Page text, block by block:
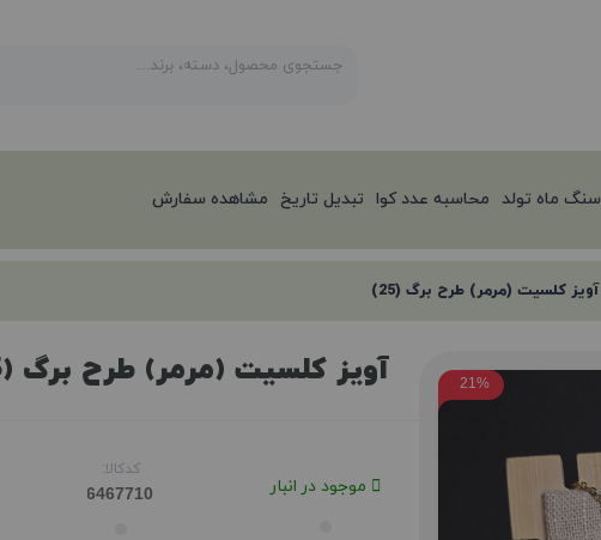
سنگ ماه تولد محاسبه عدد کوا تبدیل تاریخ مشاهده سفارش
آویز کلسیت (مرمر) طرح برگ (25)
21% آویز کلسیت (مرمر) طرح برگ (25)
موجود در انبار
کدکالا: